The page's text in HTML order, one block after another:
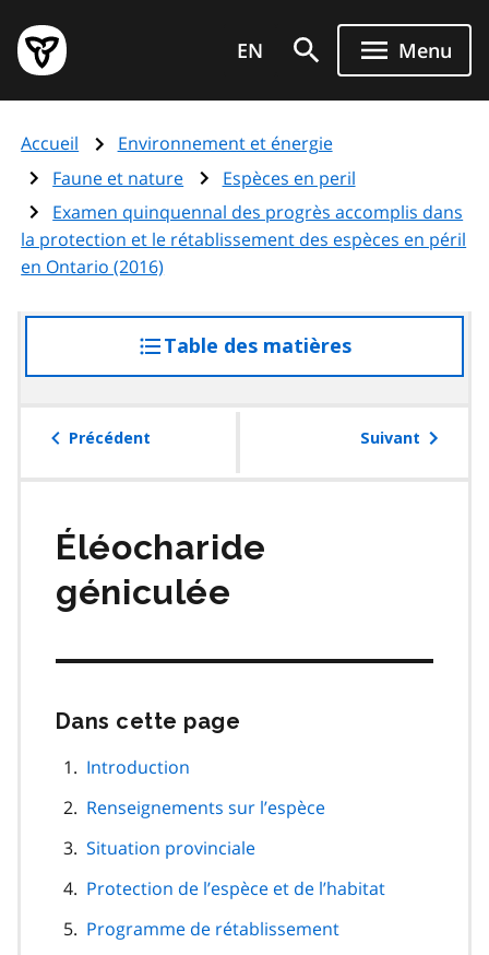
au
contenu
principal
Page
d'accueil
de
l'Ontario
EN Menu
Accueil
Environnement et énergie
Faune et nature
Espèces en peril
Examen quinquennal des progrès accomplis dans
la protection et le rétablissement des espèces en péril
en Ontario (2016)
Table des matières
à
table
Précédent Suivant
Éléocharide
géniculée
Dans cette page
page
Introduction
Renseignements sur l’espèce
Situation provinciale
Protection de l’espèce et de l’habitat
Programme de rétablissement